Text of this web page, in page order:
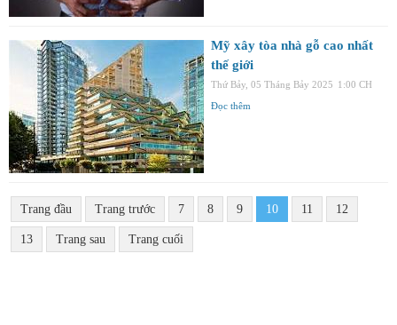
Mỹ xây tòa nhà gỗ cao nhất
thế giới
Thứ Bảy, 05 Tháng Bảy 2025 1:00 CH
Đọc thêm
Trang đầu Trang trước 7 8 9 10 11 12
13 Trang sau Trang cuối